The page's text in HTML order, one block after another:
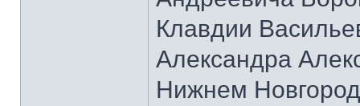
Клавдии
Александра
Нижнем